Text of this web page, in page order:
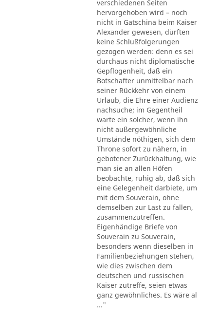
verschiedenen Seiten
hervorgehoben wird – noch
nicht in Gatschina beim Kaiser
Alexander gewesen, dürften
keine Schlußfolgerungen
gezogen werden: denn es sei
durchaus nicht diplomatische
Gepflogenheit, daß ein
Botschafter unmittelbar nach
seiner Rückkehr von einem
Urlaub, die Ehre einer Audienz
nachsuche; im Gegentheil
warte ein solcher, wenn ihn
nicht außergewöhnliche
Umstände nöthigen, sich dem
Throne sofort zu nähern, in
gebotener Zurückhaltung, wie
man sie an allen Höfen
beobachte, ruhig ab, daß sich
eine Gelegenheit darbiete, um
mit dem Souverain, ohne
demselben zur Last zu fallen,
zusammenzutreffen.
Eigenhändige Briefe von
Souverain zu Souverain,
besonders wenn dieselben in
Familienbeziehungen stehen,
wie dies zwischen dem
deutschen und russischen
Kaiser zutreffe, seien etwas
ganz gewöhnliches. Es wäre al
..."